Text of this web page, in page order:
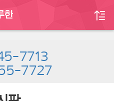
한
7713
7727